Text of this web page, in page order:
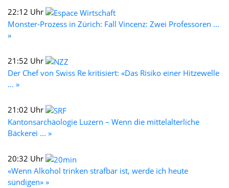
22:12 Uhr
Monster-Prozess in Zürich: Fall Vincenz: Zwei Professoren ...
»
21:52 Uhr
Der Chef von Swiss Re kritisiert: «Das Risiko einer Hitzewelle
... »
21:02 Uhr
Kantonsarchäologie Luzern – Wenn die mittelalterliche
Bäckerei ... »
20:32 Uhr
«Wenn Alkohol trinken strafbar ist, werde ich heute
sündigen» »